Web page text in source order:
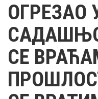
ОГРЕЗАО
СЕ